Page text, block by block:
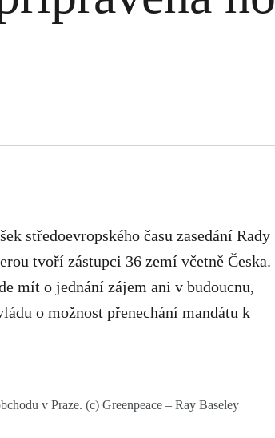
středoevropského času zasedání Rady
tvoří zástupci 36 zemí včetně Česka.
mít o jednání zájem ani v budoucnu,
o možnost přenechání mandátu k
v Praze. (c) Greenpeace – Ray Baseley